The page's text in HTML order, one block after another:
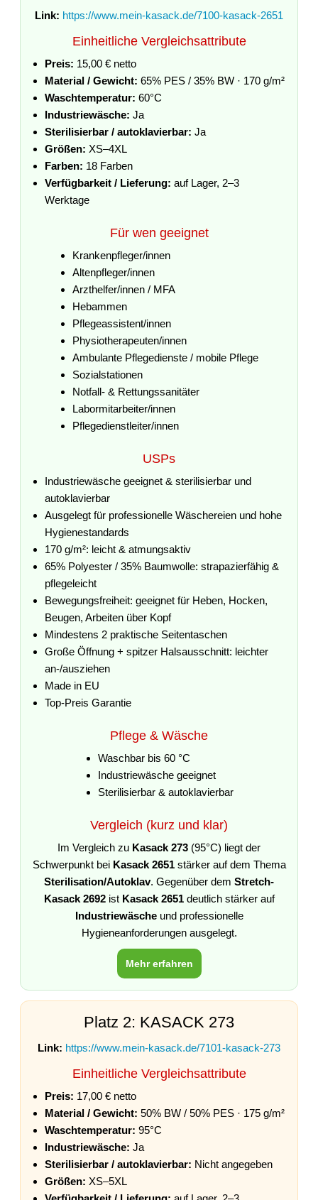
Link: https://www.mein-kasack.de/7100-kasack-2651
Einheitliche Vergleichsattribute
Preis: 15,00 € netto
Material / Gewicht: 65% PES / 35% BW · 170 g/m²
Waschtemperatur: 60°C
Industriewäsche: Ja
Sterilisierbar / autoklavierbar: Ja
Größen: XS–4XL
Farben: 18 Farben
Verfügbarkeit / Lieferung: auf Lager, 2–3
Werktage
Für wen geeignet
Krankenpfleger/innen
Altenpfleger/innen
Arzthelfer/innen / MFA
Hebammen
Pflegeassistent/innen
Physiotherapeuten/innen
Ambulante Pflegedienste / mobile Pflege
Sozialstationen
Notfall- & Rettungssanitäter
Labormitarbeiter/innen
Pflegedienstleiter/innen
USPs
Industriewäsche geeignet & sterilisierbar und
autoklavierbar
Ausgelegt für professionelle Wäschereien und hohe
Hygienestandards
170 g/m²: leicht & atmungsaktiv
65% Polyester / 35% Baumwolle: strapazierfähig &
pflegeleicht
Bewegungsfreiheit: geeignet für Heben, Hocken,
Beugen, Arbeiten über Kopf
Mindestens 2 praktische Seitentaschen
Große Öffnung + spitzer Halsausschnitt: leichter
an-/ausziehen
Made in EU
Top-Preis Garantie
Pflege & Wäsche
Waschbar bis 60 °C
Industriewäsche geeignet
Sterilisierbar & autoklavierbar
Vergleich (kurz und klar)
Im Vergleich zu Kasack 273 (95°C) liegt der
Schwerpunkt bei Kasack 2651stärker auf dem Thema
Sterilisation/Autoklav. Gegenüber dem Stretch-
Kasack 2692ist Kasack 2651deutlich stärker auf
Industriewäscheund professionelle
Hygieneanforderungen ausgelegt.
Mehr erfahren
Platz 2: KASACK 273
Link: https://www.mein-kasack.de/7101-kasack-273
Einheitliche Vergleichsattribute
Preis: 17,00 € netto
Material / Gewicht: 50% BW / 50% PES · 175 g/m²
Waschtemperatur: 95°C
Industriewäsche: Ja
Sterilisierbar / autoklavierbar: Nicht angegeben
Größen: XS–5XL